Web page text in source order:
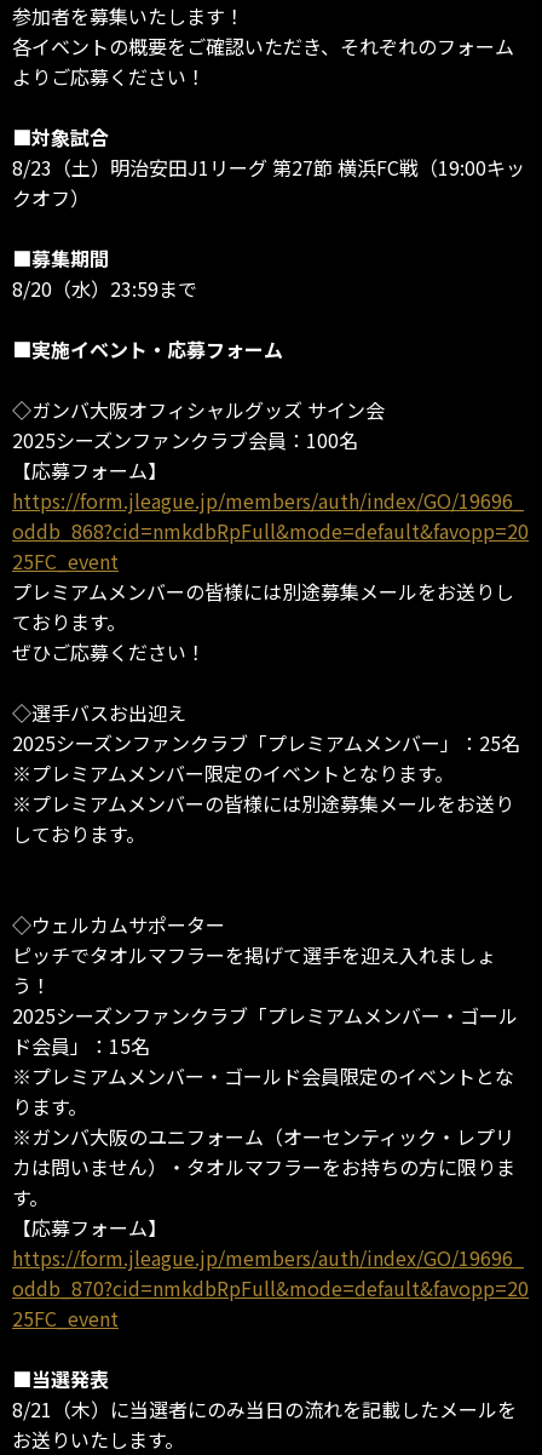
参加者を募集いたします！
各イベントの概要をご確認いただき、それぞれのフォーム
よりご応募ください！
■対象試合
8/23（土）明治安田J1リーグ 第27節 横浜FC戦（19:00キッ
クオフ）
■募集期間
8/20（水）23:59まで
■実施イベント・応募フォーム
◇ガンバ大阪オフィシャルグッズ サイン会
2025シーズンファンクラブ会員：100名
【応募フォーム】
https://form.jleague.jp/members/auth/index/GO/19696_
oddb_868?cid=nmkdbRpFull&mode=default&favopp=20
25FC_event
プレミアムメンバーの皆様には別途募集メールをお送りし
ております。
ぜひご応募ください！
◇選手バスお出迎え
2025シーズンファンクラブ「プレミアムメンバー」：25名
※プレミアムメンバー限定のイベントとなります。
※プレミアムメンバーの皆様には別途募集メールをお送り
しております。
◇ウェルカムサポーター
ピッチでタオルマフラーを掲げて選手を迎え入れましょ
う！
2025シーズンファンクラブ「プレミアムメンバー・ゴール
ド会員」：15名
※プレミアムメンバー・ゴールド会員限定のイベントとな
ります。
※ガンバ大阪のユニフォーム（オーセンティック・レプリ
カは問いません）・タオルマフラーをお持ちの方に限りま
す。
【応募フォーム】
https://form.jleague.jp/members/auth/index/GO/19696_
oddb_870?cid=nmkdbRpFull&mode=default&favopp=20
25FC_event
■当選発表
8/21（木）に当選者にのみ当日の流れを記載したメールを
お送りいたします。